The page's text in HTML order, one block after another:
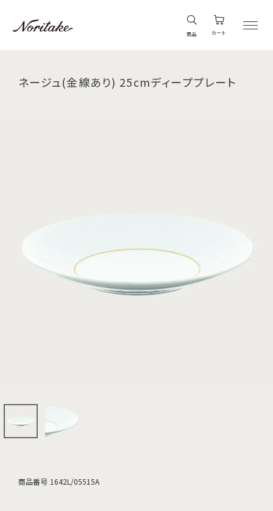
商品 カート
ネージュ(金線あり) 25cmディーププレート
商品番号 1642L/05515A